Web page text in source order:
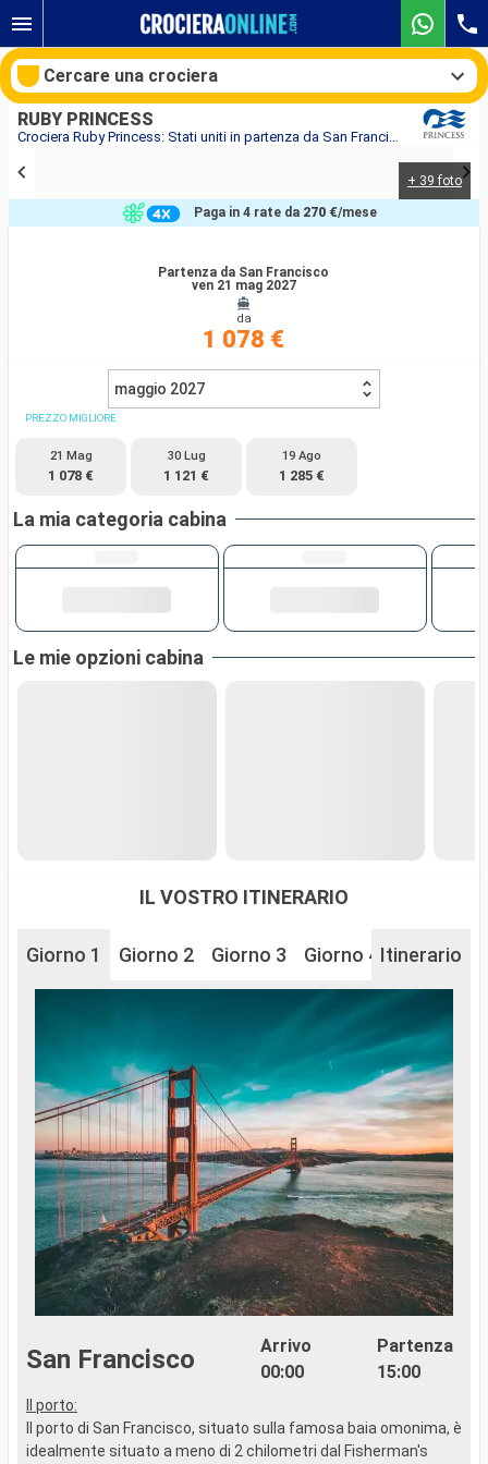
Crociera Ruby Princess: Stati uniti in partenza da San Francisco
RUBY PRINCESS
+ 39 foto
Partenza da San Francisco
ven 21 mag 2027
da
1 078 €
Paga in 4 rate da270 €/mese
maggio 2027
PREZZO MIGLIORE
21 Mag
1 078 €
30 Lug
1 121 €
19 Ago
1 285 €
La mia categoria cabina
Le mie opzioni cabina
IL VOSTRO ITINERARIO
Giorno 1 Giorno 2 Giorno 3 Giorno 4 Giorno 5
Itinerario
San Francisco
Arrivo
00:00
Partenza
15:00
Il porto:
Il porto di San Francisco, situato sulla famosa baia omonima, è
idealmente situato a meno di 2 chilometri dal Fisherman's
Cercare una crociera
Le nostre destinazioni
Compagnie
Ricerca